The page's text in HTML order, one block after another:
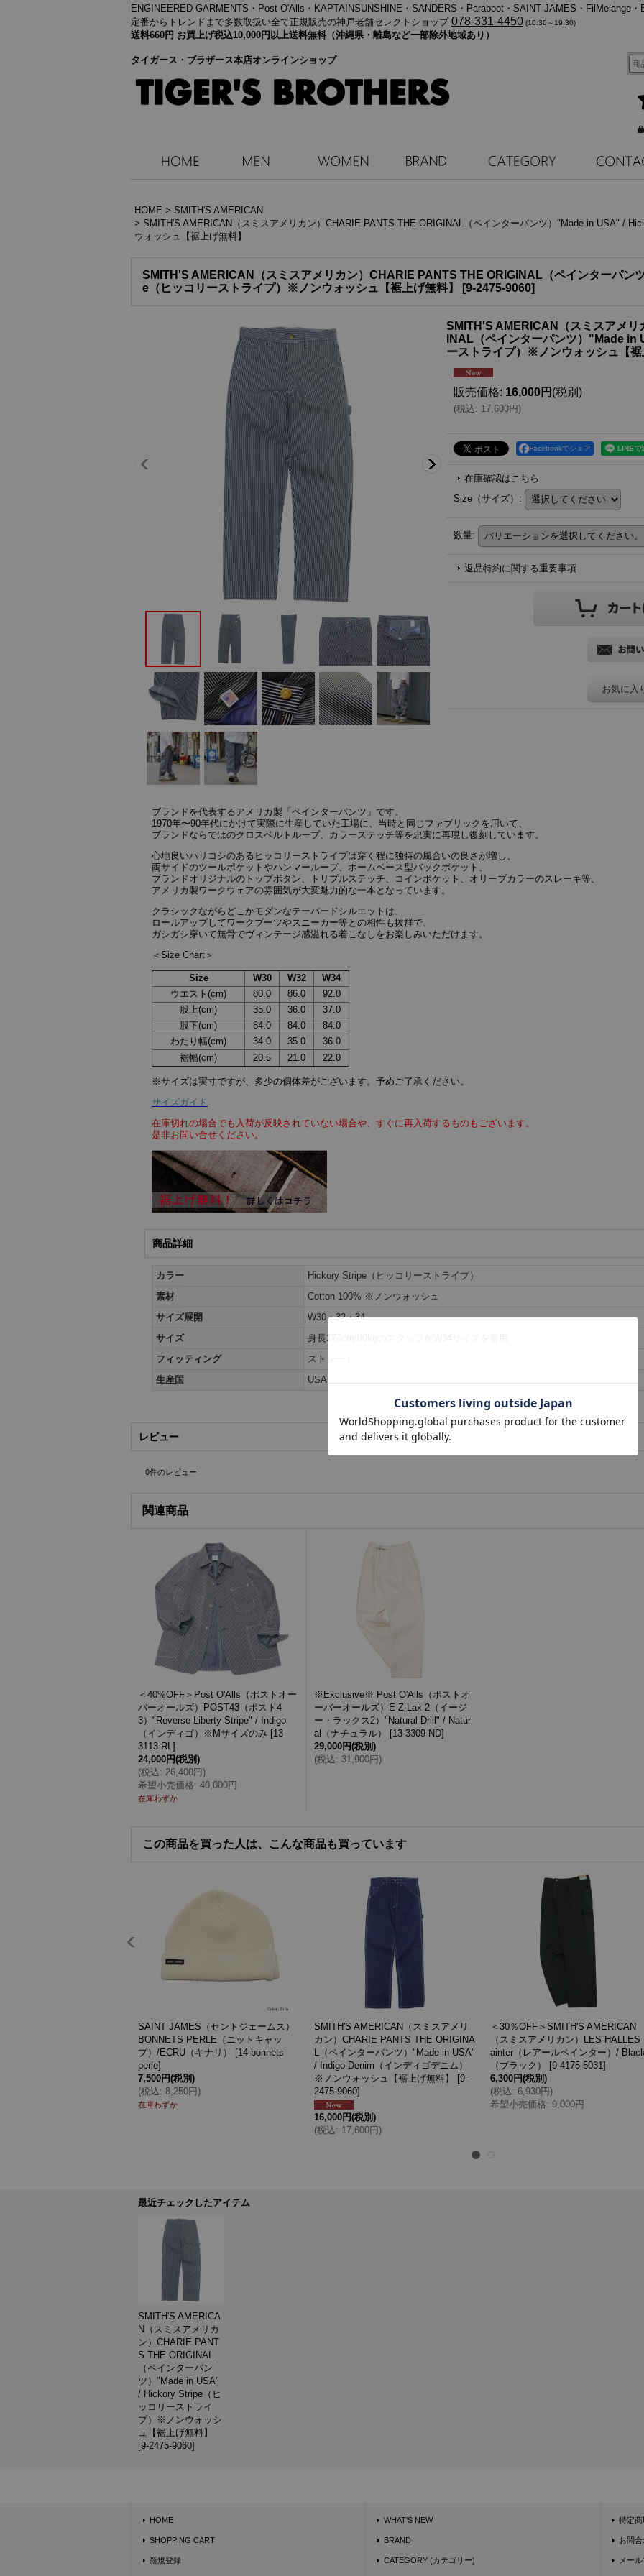
ENGINEERED GARMENTS・ Post O'Alls・KAPTAINSUNSHINE・SANDERS・Paraboot・SAINT JAMES・FilMelange・
定番からトレンドまで多数取扱い全て正規販売の神戸老舗セレクトショップ 078-331-4450 (10:30～19:30)
送料660円 お買上げ税込10,000円以上送料無料（沖縄県・離島など一部除外地域あり）
タイガース・ブラザース本店オンラインショップ
HOME > SMITH'S AMERICAN
> SMITH'S AMERICAN（スミスアメリカン）CHARIE PANTS THE ORIGINAL（ペインターパンツ）"Made in USA" /
ウォッシュ【裾上げ無料】
SMITH'S AMERICAN（スミスアメリカン）CHARIE PANTS THE ORIGINAL（ペインターパ
e（ヒッコリーストライプ）※ノンウォッシュ【裾上げ無料】
[9-2475-9060]
SMITH'S AMERICAN（スミスアメ
INAL（ペインターパンツ）"Made
ーストライプ）※ノンウォッシュ【
販売価格: 16,000円 (税別)
(税込: 17,600円)
Facebookでシェア
在庫確認はこちら
Size（サイズ） :
数量:
返品特約に関する重要事項
お気に入
ブランドを代表するアメリカ製「ペインターパンツ」です。
1970年〜90年代にかけて実際に生産していた工場に、当時と同じファブリックを用いて、
ブランドならではのクロスベルトループ、カラーステッチ等を忠実に再現し復刻しています。
心地良いハリコシのあるヒッコリーストライプは穿く程に独特の風合いの良さが増し、
両サイドのツールポケットやハンマーループ、ホームベース型バックポケット、
ブランドオリジナルのトップボタン、トリプルステッチ、コインポケット、オリーブカラーのスレーキ等、
アメリカ製ワークウェアの雰囲気が大変魅力的な一本となっています。
クラシックながらどこかモダンなテーパードシルエットは、
ロールアップしてワークブーツやスニーカー等との相性も抜群で、
ガシガシ穿いて無骨でヴィンテージ感溢れる着こなしをお楽しみいただけます。
＜Size Chart＞
Size W30 W32
W34
ウエスト(cm)
80.0 86.0
92.0
股上(cm)
35.0 36.0
37.0
股下(cm)
84.0 84.0
84.0
わたり幅(cm)
34.0 35.0
36.0
裾幅(cm)
20.5 21.0 22.0
※サイズは実寸ですが、多少の個体差がございます。予めご了承ください。
サイズガイド
在庫切れの場合でも入荷が反映されていない場合や、すぐに再入荷するものもございます。
是非お問い合せください。
商品詳細
カラー
Hickory Stripe（ヒッコリーストライプ）
素材
Cotton 100% ※ノンウォッシュ
サイズ展開
W30・32・34
サイズ
身長173cm/80kgのスタッフがW34サイズを着用
フィッティング
ストレート
生産国
USA
レビュー
0件のレビュー
関連商品
＜40%OFF＞Post O'Alls（ポストオー
バーオールズ）POST43（ポスト4
3）"Reverse Liberty Stripe" / Indigo
（インディゴ）※Mサイズのみ [13-
3113-RL]
24,000円(税別)
(税込: 26,400円)
希望小売価格: 40,000円
在庫わずか
※Exclusive※ Post O'Alls（ポストオ
ーバーオールズ）E-Z Lax 2（イージ
ー・ラックス2）"Natural Drill" / Natur
al（ナチュラル）
[13-3309-ND]
29,000円(税別)
(税込: 31,900円)
この商品を買った人は、こんな商品も買っています
SMITH'S AMERICAN（スミスアメリ
カン）LES HALLES painter（レアー
ルペインター）"Uneven Corduroy：G
arment dye" / Noir（ブラック）
5475-1070-49]
14,000円(税別)
(税込: 15,400円
最近チェックしたアイテム
SMITH'S AMERICA
N（スミスアメリカ
ン）CHARIE PANT
S THE ORIGINAL
（ペインターパン
ツ）"Made in USA"
/ Hickory Stripe（ヒ
ッコリーストライ
プ）※ノンウォッシ
ュ【裾上げ無料】
[9-2475-9060]
HOME
SHOPPING CART
新規登録
WHAT'S NEW
BRAND
CATEGORY (カテゴリー)
特定
お問
メー